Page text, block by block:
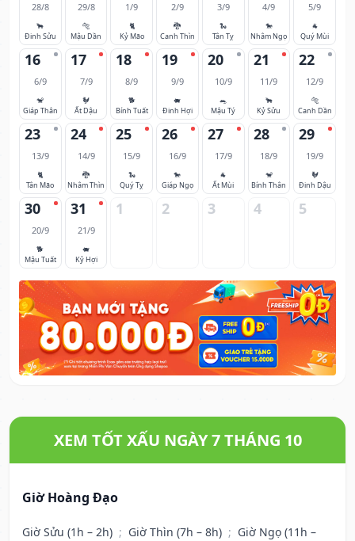
28/8
🐂
Đinh Sửu
29/8
🐅
Mậu Dần
1/9
🐈
Kỷ Mão
2/9
🐉
Canh Thìn
3/9
🐍
Tân Tỵ
4/9
🐎
Nhâm Ngọ
5/9
🐐
Quý Mùi
16
6/9
🐒
Giáp Thân
17
7/9
🐓
Ất Dậu
18
8/9
🐕
Bính Tuất
19
9/9
🐖
Đinh Hợi
20
10/9
🐀
Mậu Tý
21
11/9
🐂
Kỷ Sửu
22
12/9
🐅
Canh Dần
23
13/9
🐈
Tân Mão
24
14/9
🐉
Nhâm Thìn
25
15/9
🐍
Quý Tỵ
26
16/9
🐎
Giáp Ngọ
27
17/9
🐐
Ất Mùi
28
18/9
🐒
Bính Thân
29
19/9
🐓
Đinh Dậu
30
20/9
🐕
Mậu Tuất
31
21/9
🐖
Kỷ Hợi
1 2 3 4 5
XEM TỐT XẤU NGÀY 7 THÁNG 10
Giờ Hoàng Đạo
Giờ Sửu (1h – 2h) ; Giờ Thìn (7h – 8h) ; Giờ Ngọ (11h –